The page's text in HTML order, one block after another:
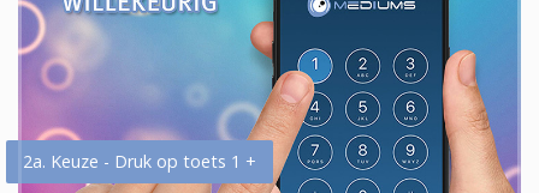
2a. Keuze - Druk op toets 1 +